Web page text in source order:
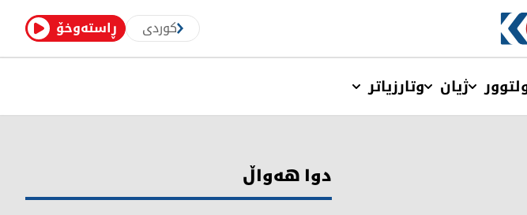
ڕاستەوخۆ کوردی
ژیان وتارزیاتر
دوا هەواڵ